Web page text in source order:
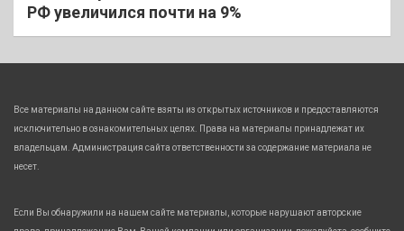
РФ увеличился почти на 9%
Все материалы на данном сайте взяты из открытых источников и предоставляются
исключительно в ознакомительных целях. Права на материалы принадлежат их
владельцам. Администрация сайта ответственности за содержание материала не
несет.
Если Вы обнаружили на нашем сайте материалы, которые нарушают авторские